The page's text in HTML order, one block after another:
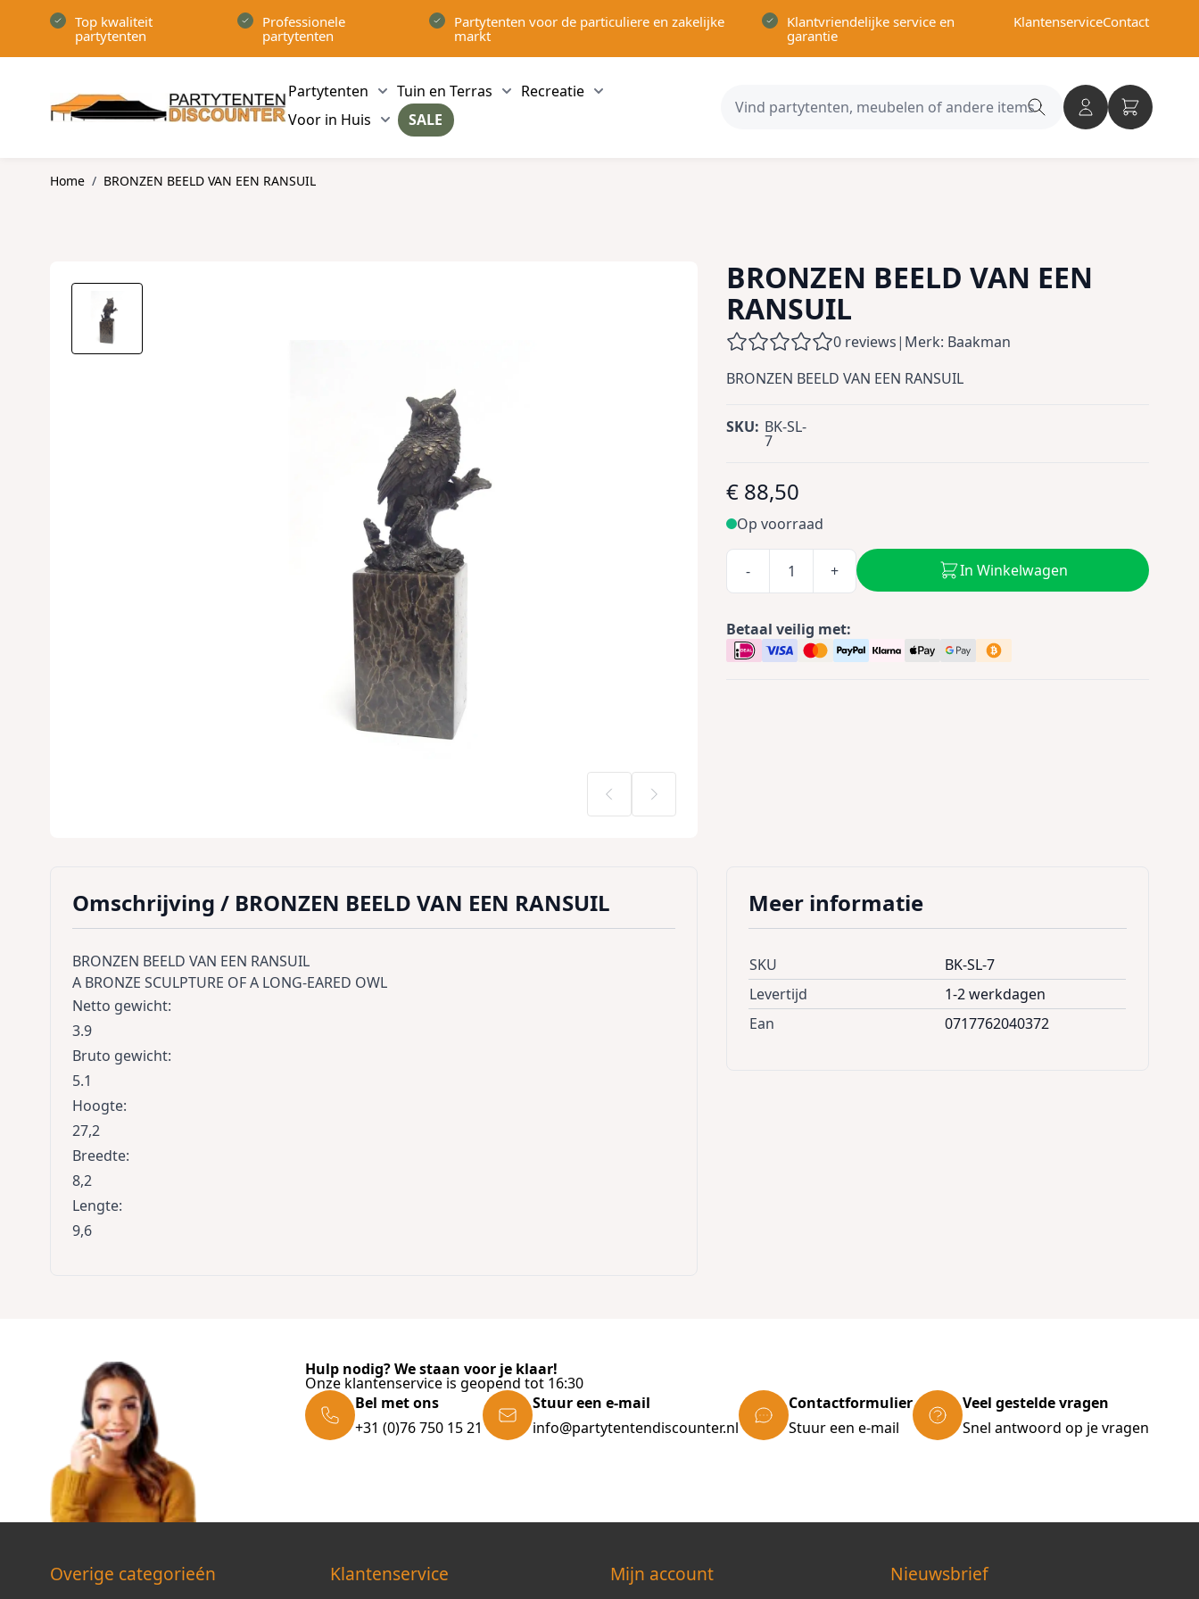
Top kwaliteit
partytenten
Professionele
partytenten
Partytenten voor de particuliere en zakelijke
markt
Klantvriendelijke service en
garantie
KlantenserviceContact
Partytenten
Show submenu for Partytenten category
Tuin en Terras
Show submenu for Tuin en Terras category
Recreatie
Show submenu for Recreatie category
Voor in Huis
Show submenu for Voor in Huis category
SALE
Search
Home / BRONZEN BEELD VAN EEN RANSUIL
BRONZEN BEELD VAN EEN
RANSUIL
0 reviews| Merk: Baakman
BRONZEN BEELD VAN EEN RANSUIL
SKU: BK-SL-
7
€ 88,50
Op voorraad
- + In Winkelwagen
Betaal veilig met:
Omschrijving / BRONZEN BEELD VAN EEN RANSUIL
BRONZEN BEELD VAN EEN RANSUIL
A BRONZE SCULPTURE OF A LONG-EARED OWL
Netto gewicht:
3.9
Bruto gewicht:
5.1
Hoogte:
27,2
Breedte:
8,2
Lengte:
9,6
Meer informatie
SKU
BK-SL-7
Levertijd
1-2 werkdagen
Ean
0717762040372
Hulp nodig? We staan voor je klaar!
Onze klantenservice is geopend tot 16:30
Bel met ons
+31 (0)76 750 15 21
Stuur een e-mail
info@partytentendiscounter.nl
Contactformulier
Stuur een e-mail
Veel gestelde vragen
Snel antwoord op je vragen
Overige categorieén Klantenservice Mijn account Nieuwsbrief